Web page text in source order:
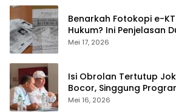
Benarkah Fotokopi e-
Hukum? Ini Penjelasan
Mei 17, 2026
Isi Obrolan Tertutup
Bocor, Singgung
Mei 16, 2026